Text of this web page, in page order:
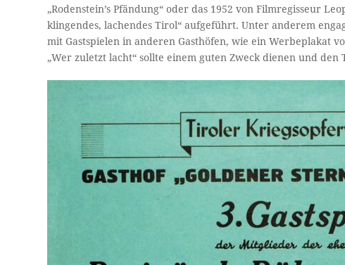
„Rodenstein’s Pfändung“ oder das 1952 von Filmregisseur
klingendes, lachendes Tirol“ aufgeführt. Unter anderem
mit Gastspielen in anderen Gasthöfen, wie ein Werbeplakat
„Wer zuletzt lacht“ sollte einem guten Zweck dienen und